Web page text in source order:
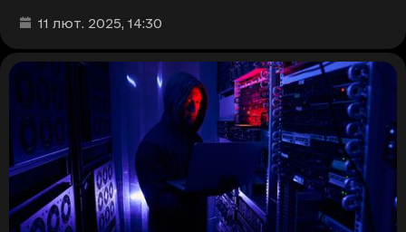
Дата та час публікації
11 лют. 2025, 14:30